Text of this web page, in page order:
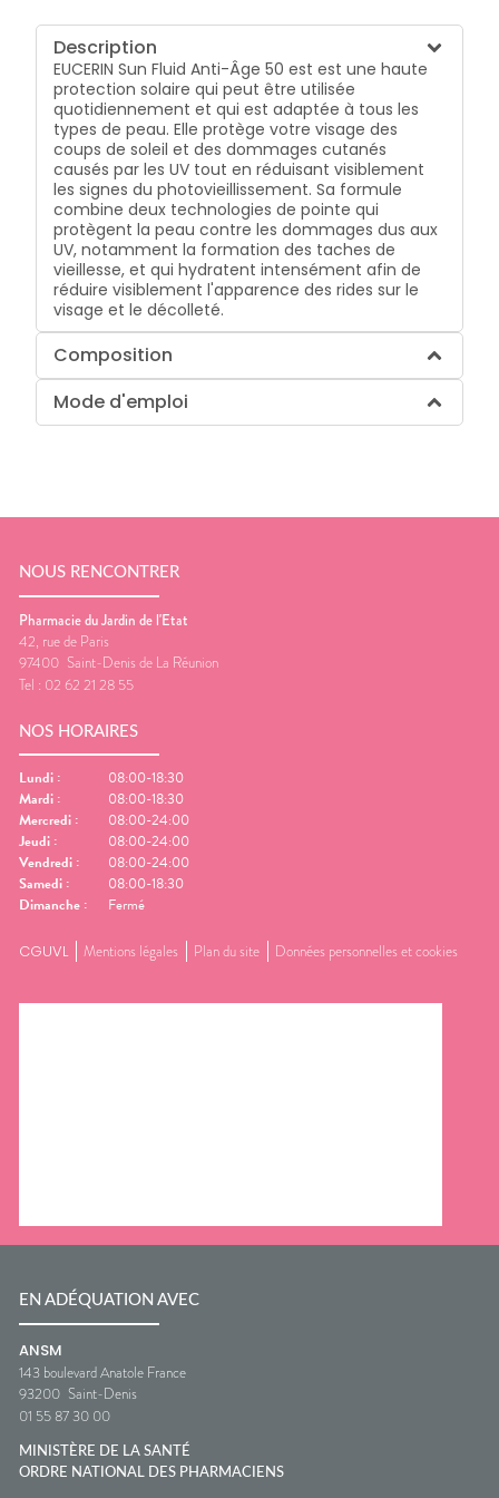
Description
EUCERIN Sun Fluid Anti-Âge 50 est est une haute
protection solaire qui peut être utilisée
quotidiennement et qui est adaptée à tous les
types de peau. Elle protège votre visage des
coups de soleil et des dommages cutanés
causés par les UV tout en réduisant visiblement
les signes du photovieillissement. Sa formule
combine deux technologies de pointe qui
protègent la peau contre les dommages dus aux
UV, notamment la formation des taches de
vieillesse, et qui hydratent intensément afin de
réduire visiblement l'apparence des rides sur le
visage et le décolleté.
Composition
Mode d'emploi
NOUS RENCONTRER
Pharmacie du Jardin de l'Etat
42, rue de Paris
97400 Saint-Denis de La Réunion
Tel : 02 62 21 28 55
NOS HORAIRES
Lundi :
08:00-18:30
Mardi :
08:00-18:30
Mercredi :
08:00-24:00
Jeudi :
08:00-24:00
Vendredi :
08:00-24:00
Samedi :
08:00-18:30
Dimanche : Fermé
CGUVL Mentions légales Plan du site Données personnelles et cookies
EN ADÉQUATION AVEC
ANSM
143 boulevard Anatole France
93200 Saint-Denis
01 55 87 30 00
MINISTÈRE DE LA SANTÉ
ORDRE NATIONAL DES PHARMACIENS